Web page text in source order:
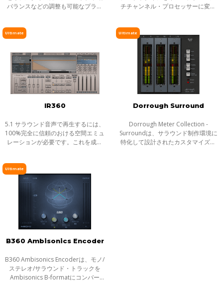
モジュレーション
ピッチ／タイムシフト
エフェクト
インストゥルメント
ギター／ベース
メーター
サラウンド
ヘッドフォンミキシング
ライブソリューション
チャンネルストリップ
ハーモニックエンハンサー
バランスなどの調整も可能なプラグ
レオ素材を5.0ch/5.1chのサラウンド
チチャンネル・プロセッサーに変換
ォーマットで音楽をミックスする際
のバス処理
Ultimate
IR360
5.1 サラウンド音声で再生するには、
100%完全に信頼のおける空間エミュ
レーションが必要です。これを成し
ントロールが必要となります。そし
て、そ
Ultimate
Dorrough Surround
Dorrough Meter Collection -
Surroundは、サラウンド制作環境に
特化して設計されたカスタマイズ・
Ultimate
B360 Ambisonics Encoder
B360 Ambisonics Encoderは、モノ/
ステレオ/サラウンド・トラックを
Ambisonics B-formatにコンバー